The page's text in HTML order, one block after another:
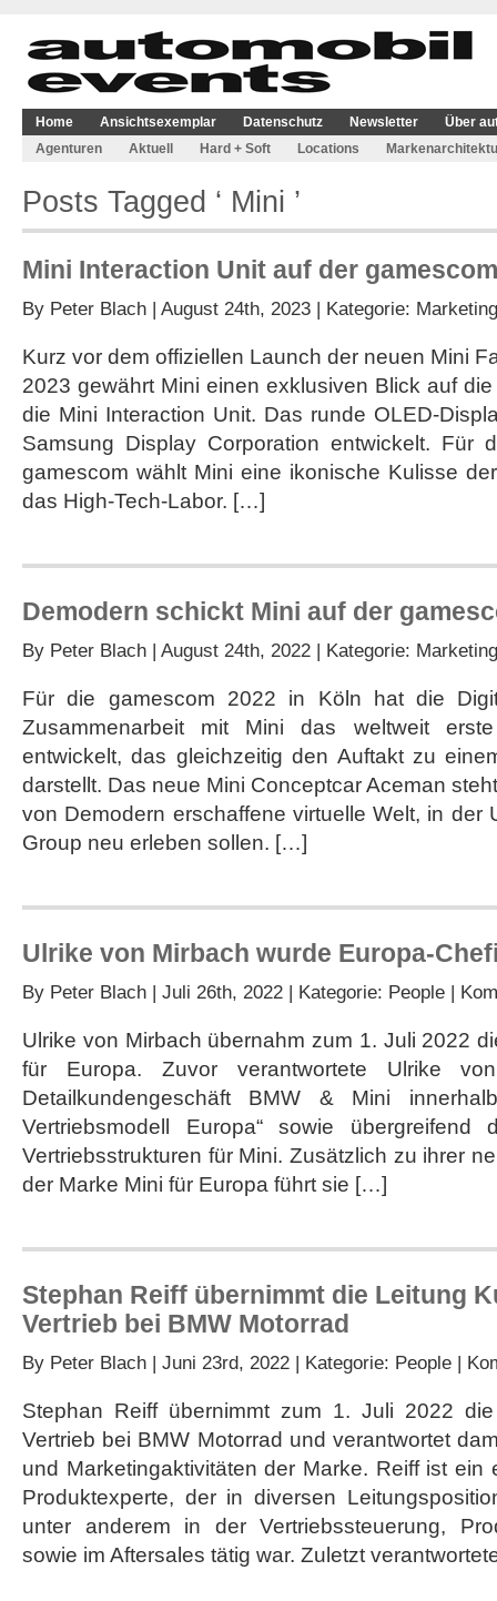
Home Ansichtsexemplar Datenschutz Newsletter
Über
Agenturen
Aktuell Hard + Soft Locations
Posts Tagged ‘ Mini ’
Mini Interaction Unit auf der
By Peter Blach | August 24th, 2023 | Kategorie: Marketing
Kurz vor dem offiziellen Launch der neuen Mini
2023 gewährt Mini einen exklusiven Blick auf
die Mini Interaction Unit. Das runde OLED-
Samsung Display Corporation entwickelt. Für
gamescom wählt Mini eine ikonische Kulisse
das High-Tech-Labor. […]
Demodern schickt Mini auf der
By Peter Blach | August 24th, 2022 | Kategorie: Marketing
Für die gamescom 2022 in Köln hat die
Zusammenarbeit mit Mini das weltweit
entwickelt, das gleichzeitig den Auftakt zu
darstellt. Das neue Mini Conceptcar Aceman
von Demodern erschaffene virtuelle Welt, in der
Group neu erleben sollen. […]
Ulrike von Mirbach wurde Europa-
By Peter Blach | Juli 26th, 2022 | Kategorie: People |
Ulrike von Mirbach übernahm zum 1. Juli 2022
für Europa. Zuvor verantwortete Ulrike
Detailkundengeschäft BMW & Mini
Vertriebsmodell Europa“ sowie
Vertriebsstrukturen für Mini. Zusätzlich zu ihrer
der Marke Mini für Europa führt sie […]
Stephan Reiff übernimmt die Leitung
Vertrieb bei BMW Motorrad
By Peter Blach | Juni 23rd, 2022 | Kategorie: People |
Stephan Reiff übernimmt zum 1. Juli 2022
Vertrieb bei BMW Motorrad und verantwortet
und Marketingaktivitäten der Marke. Reiff ist ein
Produktexperte, der in diversen
unter anderem in der Vertriebssteuerung,
sowie im Aftersales tätig war. Zuletzt